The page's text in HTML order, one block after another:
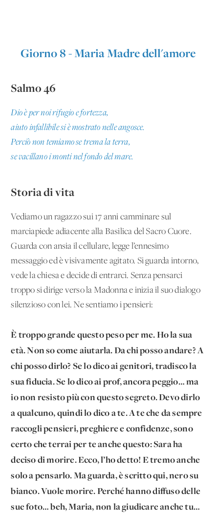
Giorno 8 - Maria Madre dell'amore
Salmo 46
Dio è per noi rifugio e fortezza,
aiuto infallibile si è mostrato nelle angosce.
Perciò non temiamo se trema la terra,
se vacillano i monti nel fondo del mare.
Storia di vita
Vediamo un ragazzo sui 17 anni camminare sul
marciapiede adiacente alla Basilica del Sacro Cuore.
Guarda con ansia il cellulare, legge l’ennesimo
messaggio ed è visivamente agitato. Si guarda intorno,
vede la chiesa e decide di entrarci. Senza pensarci
troppo si dirige verso la Madonna e inizia il suo dialogo
silenzioso con lei. Ne sentiamo i pensieri:
È troppo grande questo peso per me. Ho la sua
età. Non so come aiutarla. Da chi posso andare? A
chi posso dirlo? Se lo dico ai genitori, tradisco la
sua fiducia. Se lo dico ai prof, ancora peggio… ma
io non resisto più con questo segreto. Devo dirlo
a qualcuno, quindi lo dico a te. A te che da sempre
raccogli pensieri, preghiere e confidenze, sono
certo che terrai per te anche questo: Sara ha
deciso di morire. Ecco, l’ho detto! E tremo anche
solo a pensarlo. Ma guarda, è scritto qui, nero su
bianco. Vuole morire. Perché hanno diffuso delle
sue foto… beh, Maria, non la giudicare anche tu…